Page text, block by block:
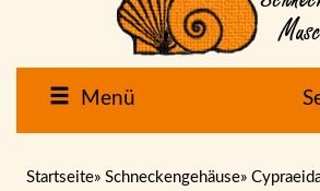
Menü
Startseite» Schneckengehäuse»